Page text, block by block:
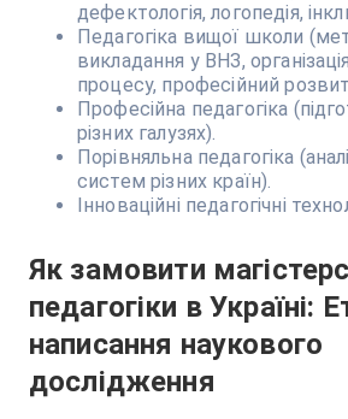
дефектологія, логопедія,
Педагогіка вищої школи
викладання у ВНЗ,
процесу, професійний
Професійна педагогіка
різних галузях).
Порівняльна педагогіка
систем різних країн).
Інноваційні педагогічні
Як замовити
педагогіки в Україні:
написання наукового
дослідження